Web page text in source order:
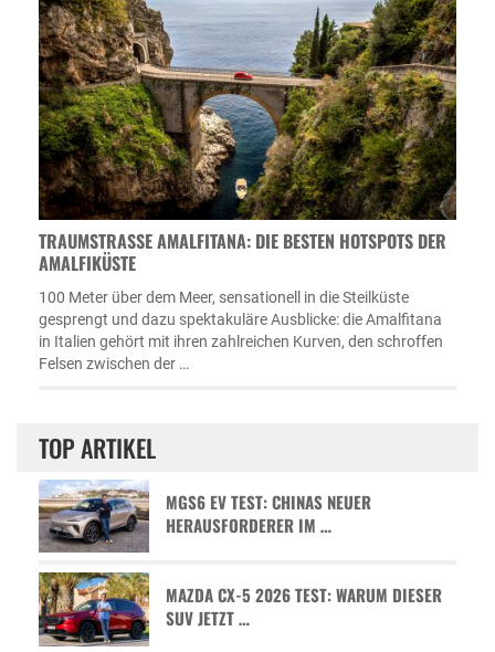
TRAUMSTRASSE AMALFITANA: DIE BESTEN HOTSPOTS DER A
MALFIKÜSTE
100 Meter über dem Meer, sensationell in die Steilküste
gesprengt und dazu spektakuläre Ausblicke: die Amalfitana
in Italien gehört mit ihren zahlreichen Kurven, den schroffen
Felsen zwischen der …
TOP ARTIKEL
MGS6 EV TEST: CHINAS NEUER
HERAUSFORDERER IM …
MAZDA CX-5 2026 TEST: WARUM DIESER
SUV JETZT …